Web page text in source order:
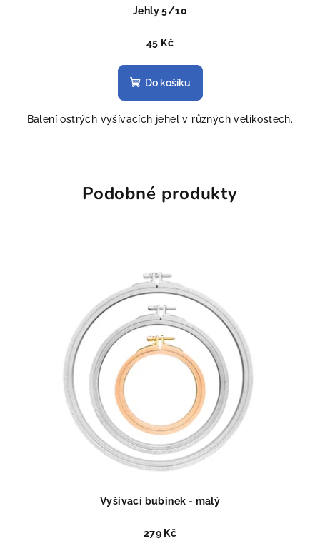
Jehly 5/10
45 Kč
Do košíku
Balení ostrých vyšívacích jehel v různých velikostech.
Podobné produkty
Vyšívací bubínek - malý
279 Kč